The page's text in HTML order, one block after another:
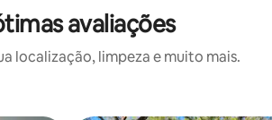
avaliações
localização, limpeza e muito mais.